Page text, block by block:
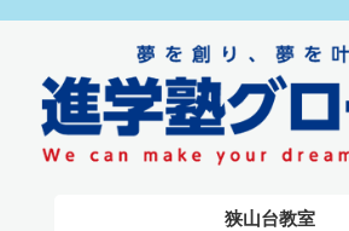
狭山台教室